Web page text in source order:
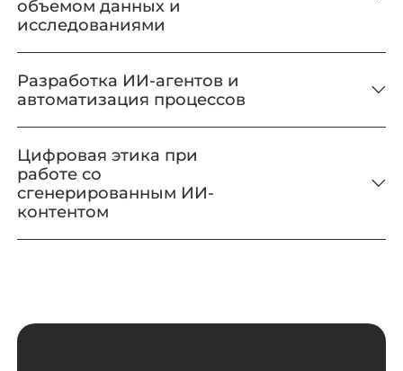
объемом данных и
исследованиями
Разработка ИИ-агентов и
автоматизация процессов
Цифровая этика при
работе со
сгенерированным ИИ-
контентом